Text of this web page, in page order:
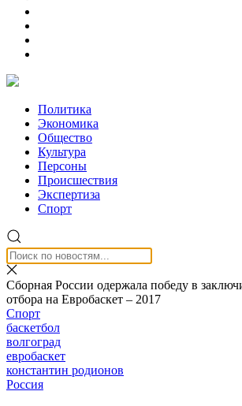
Политика
Экономика
Общество
Культура
Персоны
Происшествия
Экспертиза
Спорт
Сборная России одержала победу в
отбора на Евробаскет – 2017
Спорт
баскетбол
волгоград
евробаскет
константин родионов
Россия